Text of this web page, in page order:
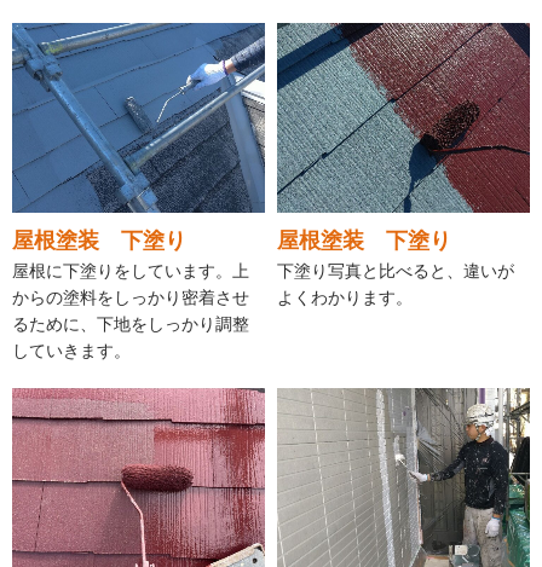
屋根塗装 下塗り
屋根に下塗りをしています。上
からの塗料をしっかり密着させ
るために、下地をしっかり調整
していきます。
屋根塗装 下塗り
下塗り写真と比べると、違いが
よくわかります。